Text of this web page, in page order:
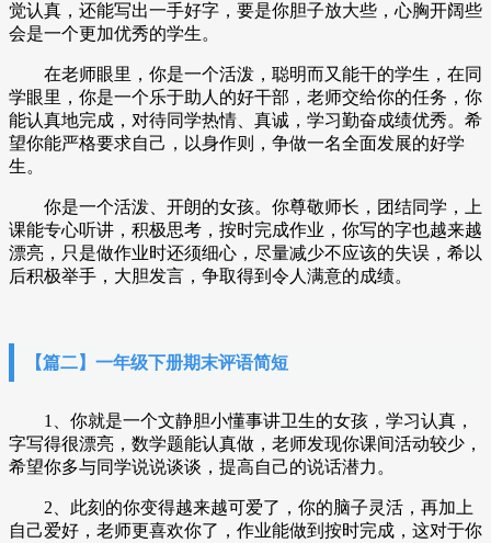
觉认真，还能写出一手好字，要是你胆子放大些，心胸开阔些
会是一个更加优秀的学生。
在老师眼里，你是一个活泼，聪明而又能干的学生，在同
学眼里，你是一个乐于助人的好干部，老师交给你的任务，你
能认真地完成，对待同学热情、真诚，学习勤奋成绩优秀。希
望你能严格要求自己，以身作则，争做一名全面发展的好学
生。
你是一个活泼、开朗的女孩。你尊敬师长，团结同学，上
课能专心听讲，积极思考，按时完成作业，你写的字也越来越
漂亮，只是做作业时还须细心，尽量减少不应该的失误，希以
后积极举手，大胆发言，争取得到令人满意的成绩。
【篇二】一年级下册期末评语简短
1、你就是一个文静胆小懂事讲卫生的女孩，学习认真，
字写得很漂亮，数学题能认真做，老师发现你课间活动较少，
希望你多与同学说说谈谈，提高自己的说话潜力。
2、此刻的你变得越来越可爱了，你的脑子灵活，再加上
自己爱好，老师更喜欢你了，作业能做到按时完成，这对于你